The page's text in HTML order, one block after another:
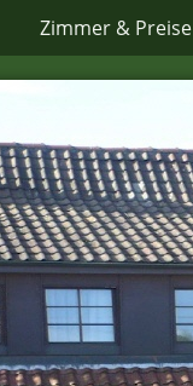
Zimmer & Preise